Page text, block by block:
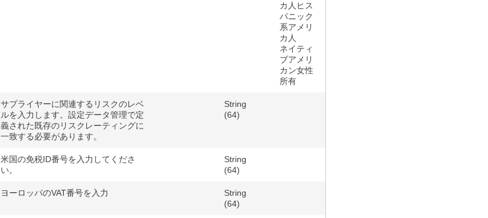
カ人ヒス
パニック
系アメリ
カ人
ネイティ
ブアメリ
カン女性
所有
サプライヤーに関連するリスクのレベ
ルを入力します。設定データ管理で定
義された既存のリスクレーティングに
一致する必要があります。
String
(64)
米国の免税ID番号を入力してくださ
い。
String
(64)
ヨーロッパのVAT番号を入力
String
(64)